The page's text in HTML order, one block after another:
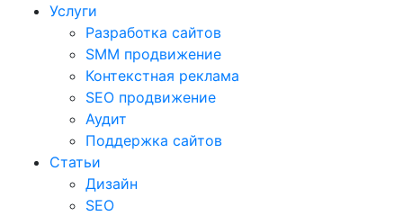
Услуги
Разработка сайтов
SMM продвижение
Контекстная реклама
SEO продвижение
Аудит
Поддержка сайтов
Статьи
Дизайн
SEO